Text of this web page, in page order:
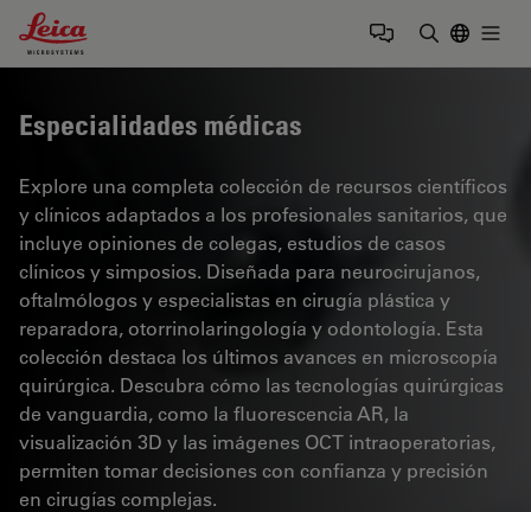
Leica Microsystems Logo
Especialidades médicas
Explore una completa colección de recursos científicos
y clínicos adaptados a los profesionales sanitarios, que
incluye opiniones de colegas, estudios de casos
clínicos y simposios. Diseñada para neurocirujanos,
oftalmólogos y especialistas en cirugía plástica y
reparadora, otorrinolaringología y odontología. Esta
colección destaca los últimos avances en microscopía
quirúrgica. Descubra cómo las tecnologías quirúrgicas
de vanguardia, como la fluorescencia AR, la
visualización 3D y las imágenes OCT intraoperatorias,
permiten tomar decisiones con confianza y precisión
en cirugías complejas.